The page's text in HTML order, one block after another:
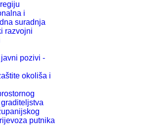
i
suradnja
razvojni
pozivi -
okoliša i
putnika